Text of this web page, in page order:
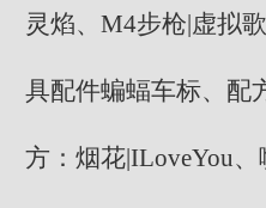
灵焰、M4步枪|虚拟
具配件蝙蝠车标、配
方：烟花|ILoveYou